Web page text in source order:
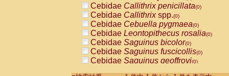
Cebidae Callithrix penicillata(0)
Cebidae Callithrixspp.(0)
Cebidae Cebuella pygmaea(0)
Cebidae Leontopithecus rosalia(0)
Cebidae Saguinus bicolor(0)
Cebidae Saguinus fuscicollis(0)
Cebidae Saguinus geoffroyi(0)